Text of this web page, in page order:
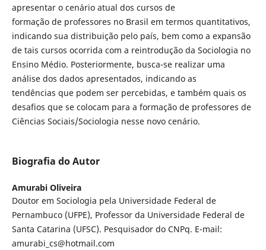
apresentar o cenário atual dos cursos de
formação de professores no Brasil em termos quantitativos,
indicando sua distribuição pelo país, bem como a expansão
de tais cursos ocorrida com a reintrodução da Sociologia no
Ensino Médio. Posteriormente, busca-se realizar uma
análise dos dados apresentados, indicando as
tendências que podem ser percebidas, e também quais os
desafios que se colocam para a formação de professores de
Ciências Sociais/Sociologia nesse novo cenário.
Biografia do Autor
Amurabi Oliveira
Doutor em Sociologia pela Universidade Federal de
Pernambuco (UFPE), Professor da Universidade Federal de
Santa Catarina (UFSC). Pesquisador do CNPq. E-mail:
amurabi_cs@hotmail.com